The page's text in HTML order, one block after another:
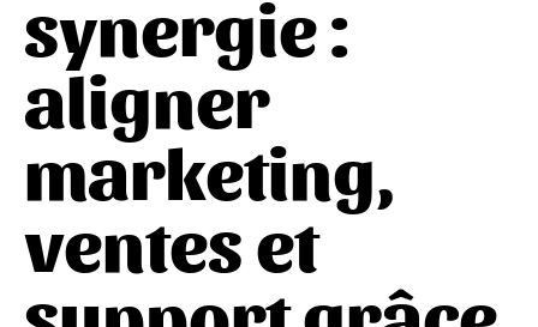
synergie :
aligner
marketing,
ventes et